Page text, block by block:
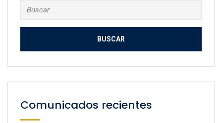
Buscar:
Comunicados recientes